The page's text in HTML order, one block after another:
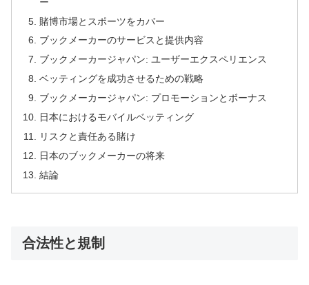
賭博市場とスポーツをカバー
ブックメーカーのサービスと提供内容
ブックメーカージャパン: ユーザーエクスペリエンス
ベッティングを成功させるための戦略
ブックメーカージャパン: プロモーションとボーナス
日本におけるモバイルベッティング
リスクと責任ある賭け
日本のブックメーカーの将来
結論
合法性と規制